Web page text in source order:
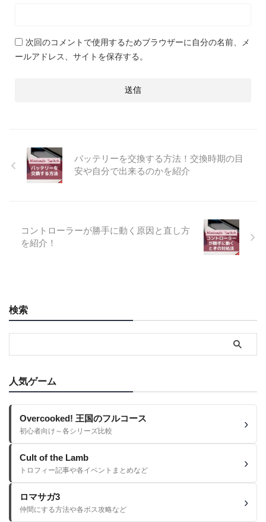
次回のコメントで使用するためブラウザーに自分の名前、メ
ールアドレス、サイトを保存する。
バッテリーを交換する方法！交換時期の目
安や自分で出来るのかを紹介
コントローラーが勝手に動く原因と直し方
を紹介！
検索
人気ゲーム
Overcooked! 王国のフルコース
初心者向け～各シリーズ比較
Cult of the Lamb
トロフィー記事や各イベントまとめなど
ロマサガ3
仲間にする方法や各ボス攻略など